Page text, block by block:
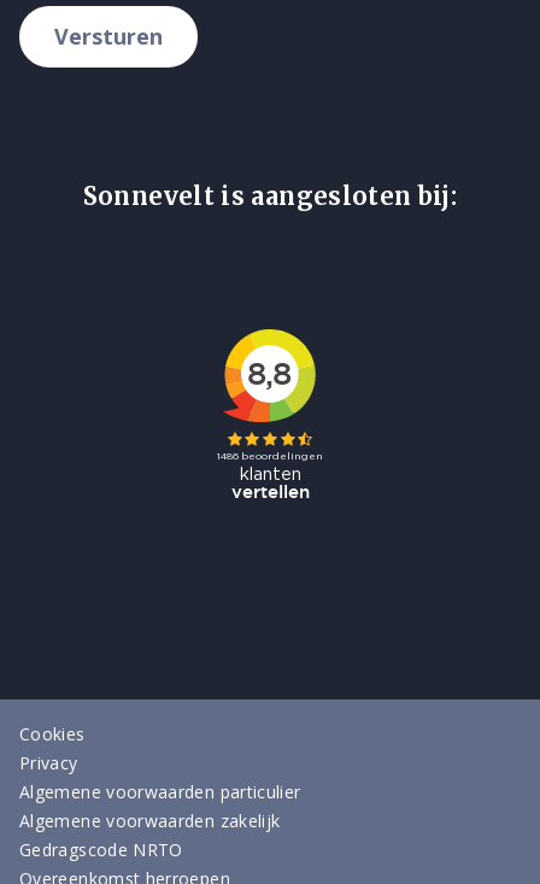
Versturen
Sonnevelt is aangesloten bij:
Cookies
Privacy
Algemene voorwaarden particulier
Algemene voorwaarden zakelijk
Gedragscode NRTO
Overeenkomst herroepen